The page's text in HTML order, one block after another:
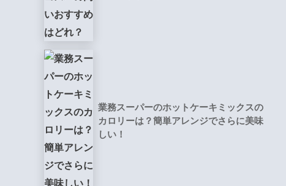
業務スーパーのホットケーキミックスの
カロリーは？簡単アレンジでさらに美味
しい！